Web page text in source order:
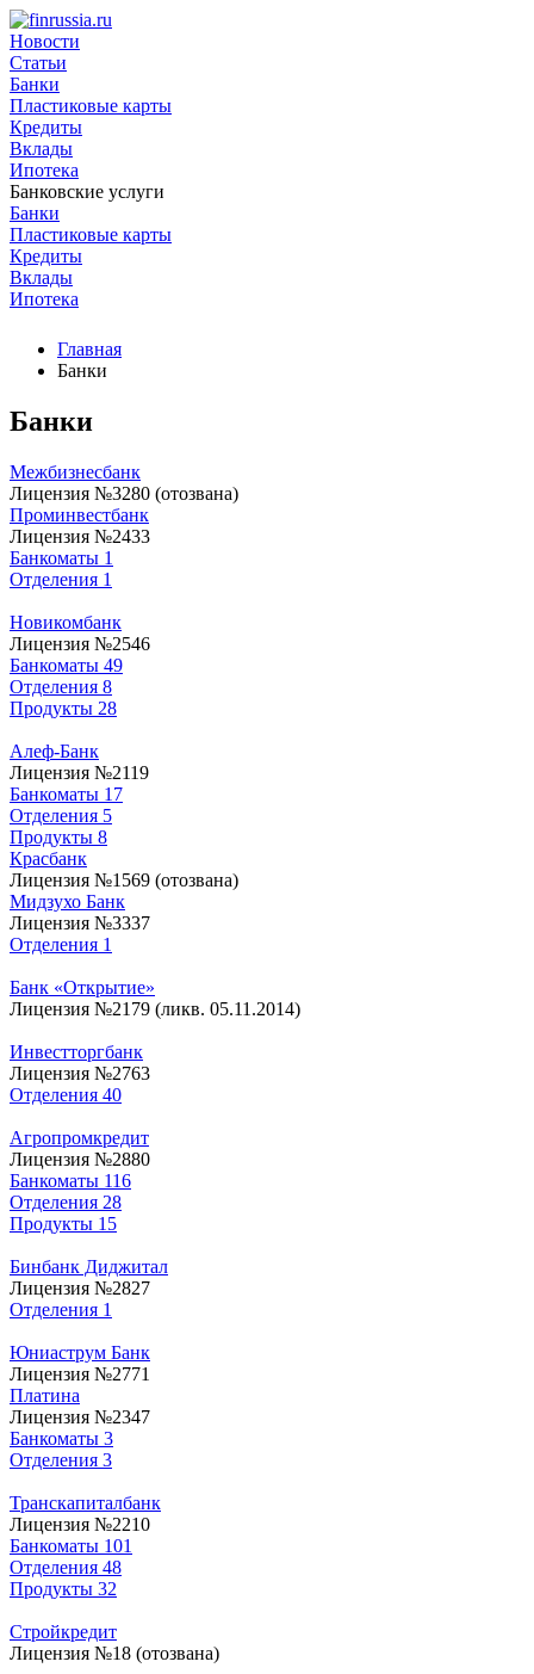
Новости
Статьи
Банки
Пластиковые карты
Кредиты
Вклады
Ипотека
Банковские услуги
Банки
Пластиковые карты
Кредиты
Вклады
Ипотека
Главная
Банки
Банки
Межбизнесбанк
Лицензия №3280 (отозвана)
Проминвестбанк
Лицензия №2433
Банкоматы 1
Отделения 1
Новикомбанк
Лицензия №2546
Банкоматы 49
Отделения 8
Продукты 28
Алеф-Банк
Лицензия №2119
Банкоматы 17
Отделения 5
Продукты 8
Красбанк
Лицензия №1569 (отозвана)
Мидзухо Банк
Лицензия №3337
Отделения 1
Банк «Открытие»
Лицензия №2179 (ликв. 05.11.2014)
Инвестторгбанк
Лицензия №2763
Отделения 40
Агропромкредит
Лицензия №2880
Банкоматы 116
Отделения 28
Продукты 15
Бинбанк Диджитал
Лицензия №2827
Отделения 1
Юниаструм Банк
Лицензия №2771
Платина
Лицензия №2347
Банкоматы 3
Отделения 3
Транскапиталбанк
Лицензия №2210
Банкоматы 101
Отделения 48
Продукты 32
Стройкредит
Лицензия №18 (отозвана)